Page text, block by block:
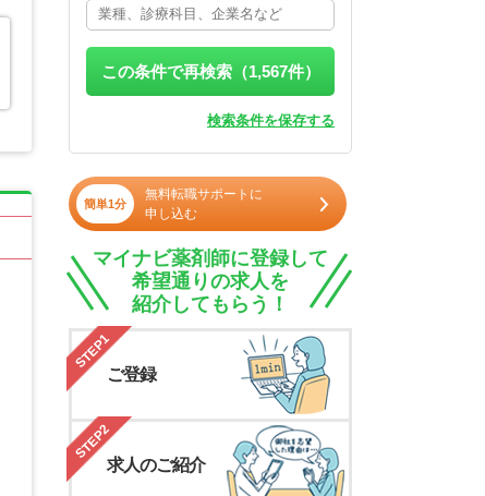
この条件で再検索（1,567件）
検索条件を保存する
簡単1分
無料転職サポートに
申し込む
マイナビ薬剤師に登録して
希望通りの求人を
紹介してもらう！
STEP1
ご登録
STEP2
求人のご紹介